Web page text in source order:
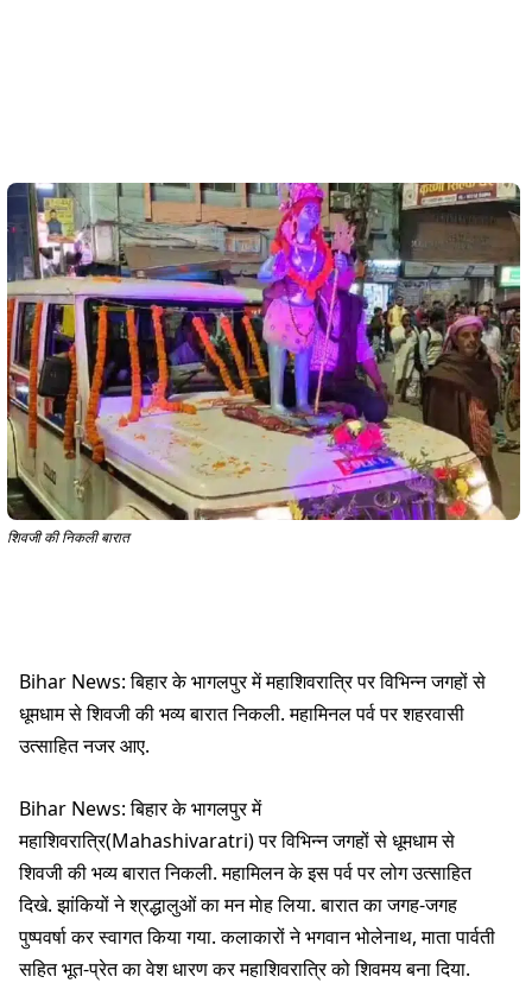
शिवजी की निकली बारात
Bihar News: बिहार के भागलपुर में महाशिवरात्रि पर विभिन्न जगहों से
धूमधाम से शिवजी की भव्य बारात निकली. महामिनल पर्व पर शहरवासी
उत्साहित नजर आए.
Bihar News: बिहार के भागलपुर में
महाशिवरात्रि(Mahashivaratri) पर विभिन्न जगहों से धूमधाम से
शिवजी की भव्य बारात निकली. महामिलन के इस पर्व पर लोग उत्साहित
दिखे. झांकियों ने श्रद्धालुओं का मन माेह लिया. बारात का जगह-जगह
पुष्पवर्षा कर स्वागत किया गया. कलाकारों ने भगवान भोलेनाथ, माता पार्वती
सहित भूत-प्रेत का वेश धारण कर महाशिवरात्रि को शिवमय बना दिया.